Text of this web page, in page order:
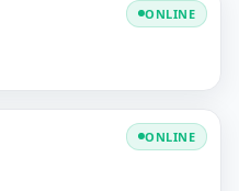
ONLINE
ONLINE